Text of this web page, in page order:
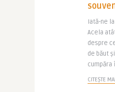
Iată-ne
Acela
despre
de băut
cumpăra
CITEȘTE